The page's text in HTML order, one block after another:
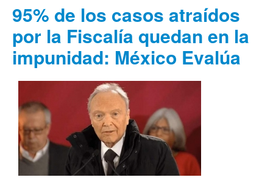
95% de los casos atraídos
por la Fiscalía quedan en la
impunidad: México Evalúa